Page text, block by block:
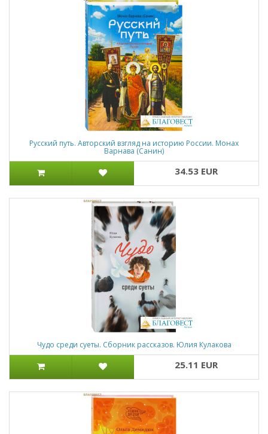
Русский путь. Авторский взгляд на историю России. Монах
Варнава (Санин)
34.53 EUR
Чудо среди суеты. Сборник рассказов. Юлия Кулакова
25.11 EUR